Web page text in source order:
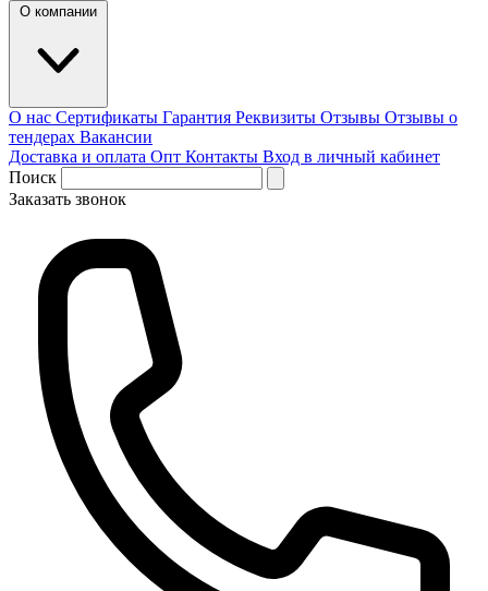
О компании
О нас Сертификаты Гарантия Реквизиты Отзывы Отзывы о
тендерах Вакансии
Доставка и оплата Опт Контакты Вход в личный кабинет
Поиск
Заказать звонок